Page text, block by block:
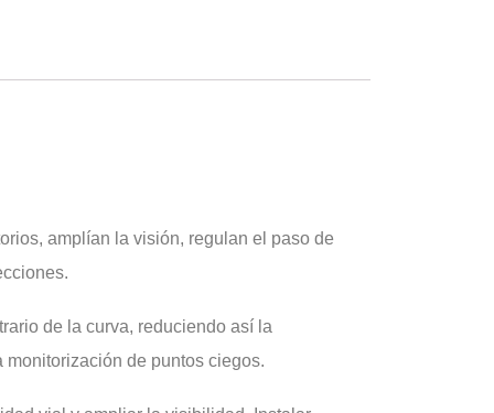
amplían la visión, regulan el paso de
de la curva, reduciendo así la
de puntos ciegos.